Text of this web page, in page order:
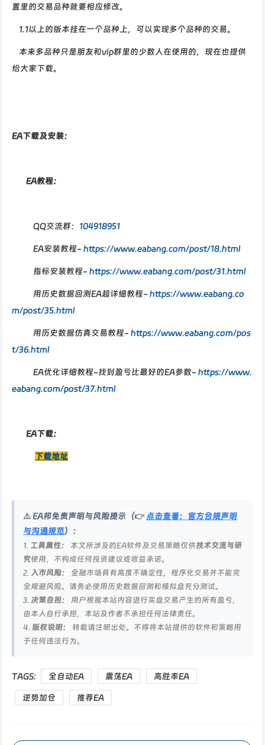
置里的交易品种就要相应修改。
1.1以上的版本挂在一个品种上，可以实现多个品种的交易。
本来多品种只是朋友和vip群里的少数人在使用的，现在也提供
给大家下载。
EA下载及安装：
EA教程：
QQ交流群： 104918951
EA安装教程- https://www.eabang.com/post/18.html
指标安装教程- https://www.eabang.com/post/31.html
用历史数据回测EA超详细教程- https://www.eabang.co
m/post/35.html
用历史数据仿真交易教程- https://www.eabang.com/pos
t/36.html
EA优化详细教程-找到盈亏比最好的EA参数- https://www.
eabang.com/post/37.html
EA下载：
下载地址
⚠️ EA邦免责声明与风险提示（👉点击查看：官方合规声明
与沟通规范）：
1. 工具属性： 本文所涉及的EA软件及交易策略仅供技术交流与研
究使用，不构成任何投资建议或收益承诺。
2. 入市风险：
金融市场具有高度不确定性，程序化交易并不能完
全规避风险。请务必使用历史数据回测和模拟盘充分测试。
3. 决策自担：
用户根据本站内容进行实盘交易产生的所有盈亏，
由本人自行承担，本站及作者不承担任何法律责任。
4. 版权说明：
转载请注明出处。不得将本站提供的软件和策略用
于任何违法行为。
TAGS: 全自动EA 震荡EA 高胜率EA
逆势加仓 推荐EA